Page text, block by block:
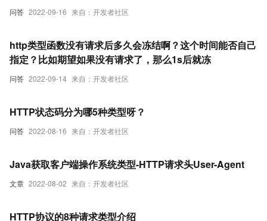
问答 2022-09-16 来自：开发者社区
问答 2022-09-14 来自：开发者社区
http类型函数没有请求后多久会冻结啊？这个时间能否自己
指定？比如期望如果没有请求了，那么1s后就冻
问答 2022-08-16 来自：开发者社区
HTTP状态码分为哪5种类型呀？
文章 2022-08-02 来自：开发者社区
Java获取客户端操作系统类型-HTTP请求头User-Agent
HTTP协议的8种请求类型介绍